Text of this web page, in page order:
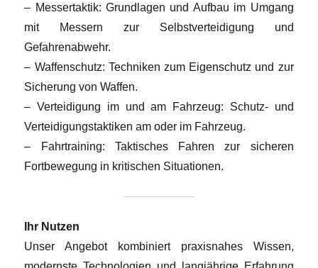
– Messertaktik: Grundlagen und Aufbau im Umgang
mit Messern zur Selbstverteidigung und
Gefahrenabwehr.
– Waffenschutz: Techniken zum Eigenschutz und zur
Sicherung von Waffen.
– Verteidigung im und am Fahrzeug: Schutz- und
Verteidigungstaktiken am oder im Fahrzeug.
– Fahrtraining: Taktisches Fahren zur sicheren
Fortbewegung in kritischen Situationen.
Ihr Nutzen
Unser Angebot kombiniert praxisnahes Wissen,